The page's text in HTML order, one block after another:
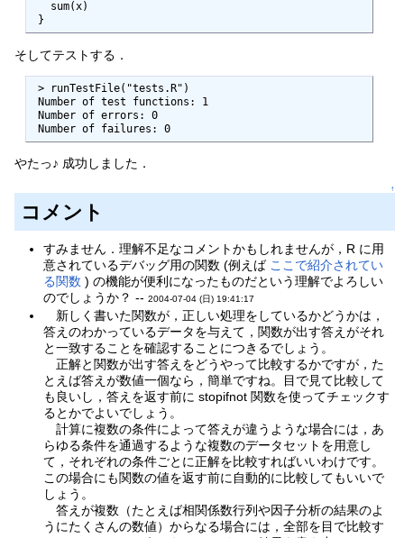
}
そしてテストする．
Number of failures: 0
やたっ♪ 成功しました．
↑
コメント
すみません．理解不足なコメントかもしれませんが，R に用
意されているデバッグ用の関数 (例えば ここで紹介されてい
る関数 ) の機能が便利になったものだという理解でよろしい
のでしょうか？ --2004-07-04 (日) 19:41:17
新しく書いた関数が，正しい処理をしているかどうかは，
答えのわかっているデータを与えて，関数が出す答えがそれ
と一致することを確認することにつきるでしょう。
正解と関数が出す答えをどうやって比較するかですが，た
とえば答えが数値一個なら，簡単ですね。目で見て比較して
も良いし，答えを返す前に stopifnot 関数を使ってチェックす
るとかでよいでしょう。
計算に複数の条件によって答えが違うような場合には，あ
らゆる条件を通過するような複数のデータセットを用意し
て，それぞれの条件ごとに正解を比較すればいいわけです。
この場合にも関数の値を返す前に自動的に比較してもいいで
しょう。
答えが複数（たとえば相関係数行列や因子分析の結果のよ
うにたくさんの数値）からなる場合には，全部を目で比較す